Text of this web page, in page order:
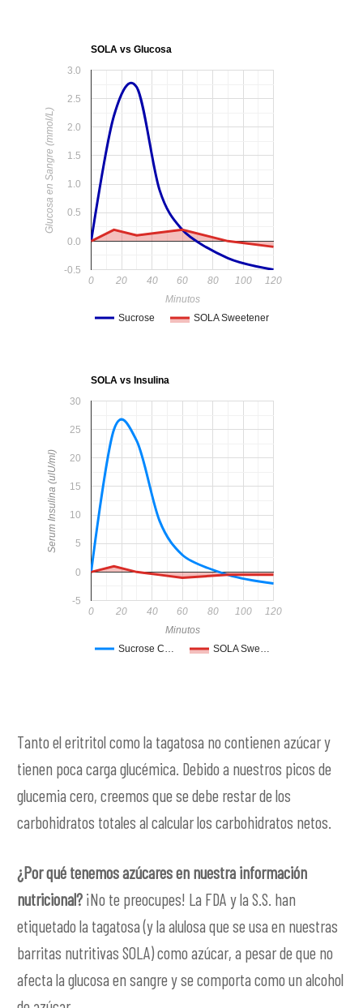
SOLA vs Glucosa
Sucrose SOLA Sweetener
0 20 40 60 80 100 120
-0.5
0.0
0.5
1.0
1.5
2.0
2.5
3.0
Minutos
Glucosa en Sangre (mmol/L)
SOLA vs Insulina
Sucrose C… SOLA Swe…
0 20 40 60 80 100 120
-5
0
5
10
15
20
25
30
Minutos
Serum Insulina (ulU/ml)
Tanto el eritritol como la tagatosa no contienen azúcar y
tienen poca carga glucémica. Debido a nuestros picos de
glucemia cero, creemos que se debe restar de los
carbohidratos totales al calcular los carbohidratos netos.
¿Por qué tenemos azúcares en nuestra información
nutricional?¡No te preocupes! La FDA y la S.S. han
etiquetado la tagatosa (y la alulosa que se usa en nuestras
barritas nutritivas SOLA) como azúcar, a pesar de que no
afecta la glucosa en sangre y se comporta como un alcohol